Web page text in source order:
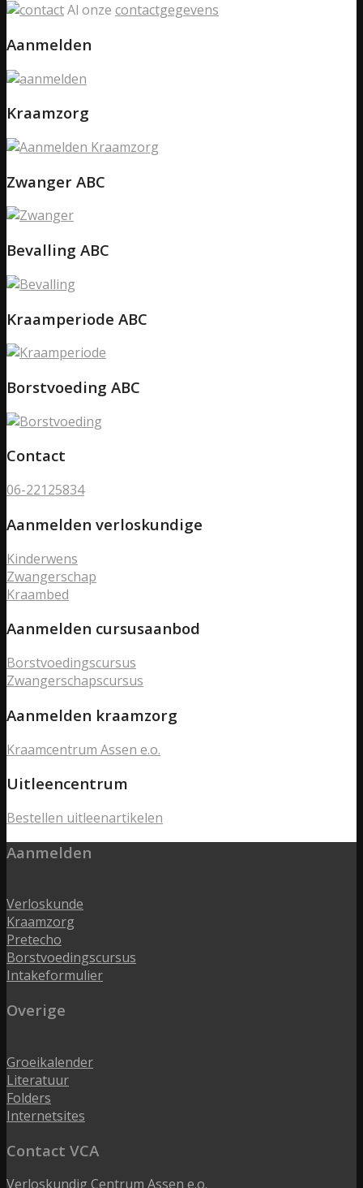
Al onze contactgegevens
Aanmelden
Kraamzorg
Zwanger ABC
Bevalling ABC
Kraamperiode ABC
Borstvoeding ABC
Contact
06-22125834
Aanmelden verloskundige
Kinderwens
Zwangerschap
Kraambed
Aanmelden cursusaanbod
Borstvoedingscursus
Zwangerschapscursus
Aanmelden kraamzorg
Kraamcentrum Assen e.o.
Uitleencentrum
Bestellen uitleenartikelen
Aanmelden
Verloskunde
Kraamzorg
Pretecho
Borstvoedingscursus
Intakeformulier
Overige
Groeikalender
Literatuur
Folders
Internetsites
Contact VCA
Verloskundig Centrum Assen e.o.